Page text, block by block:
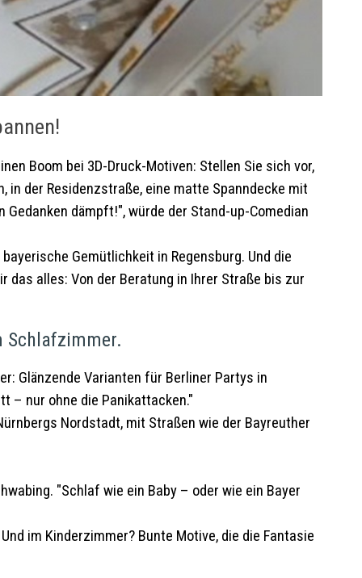
Boom bei 3D-Druck-Motiven: Stellen Sie sich vor,
in der Residenzstraße, eine matte Spanndecke mit
dämpft!", würde der Stand-up-Comedian
Gemütlichkeit in Regensburg. Und die
das alles: Von der Beratung in Ihrer Straße bis zur
Schlafzimmer.
Glänzende Varianten für Berliner Partys in
– nur ohne die Panikattacken."
Nordstadt, mit Straßen wie der Bayreuther
"Schlaf wie ein Baby – oder wie ein Bayer
im Kinderzimmer? Bunte Motive, die die Fantasie